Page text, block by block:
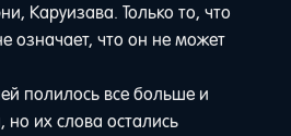
Каруизава. Только то, что
означает, что он не может
полилось все больше и
их слова остались